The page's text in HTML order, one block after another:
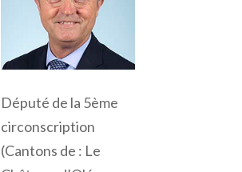
Député de la 5ème
circonscription
(Cantons de : Le